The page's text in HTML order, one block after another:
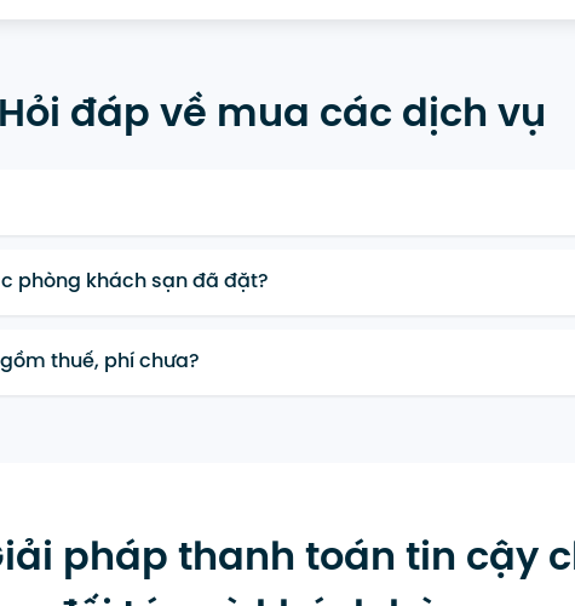
đáp về mua cácdịch vụ
phòng khách sạn đã đặt?
thuế, phí chưa?
pháp thanh toán tin cậy